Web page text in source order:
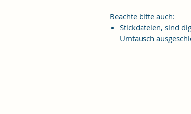
Beachte bitte auch:
Stickdateien, sind
Umtausch